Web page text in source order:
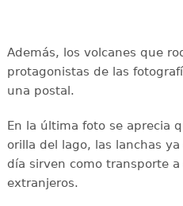
Además, los volcanes que
protagonistas de las
una postal.
En la última foto se aprecia
orilla del lago, las lanchas
día sirven como transporte
extranjeros.